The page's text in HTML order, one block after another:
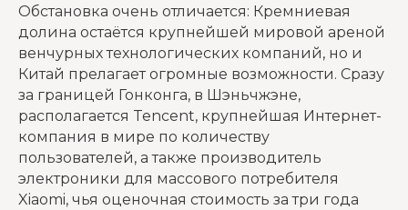
Обстановка очень отличается: Кремниевая
долина остаётся крупнейшей мировой ареной
венчурных технологических компаний, но и
Китай прелагает огромные возможности. Сразу
за границей Гонконга, в Шэньчжэне,
располагается Tencent, крупнейшая Интернет-
компания в мире по количеству
пользователей, а также производитель
электроники для массового потребителя
Xiaomi, чья оценочная стоимость за три года